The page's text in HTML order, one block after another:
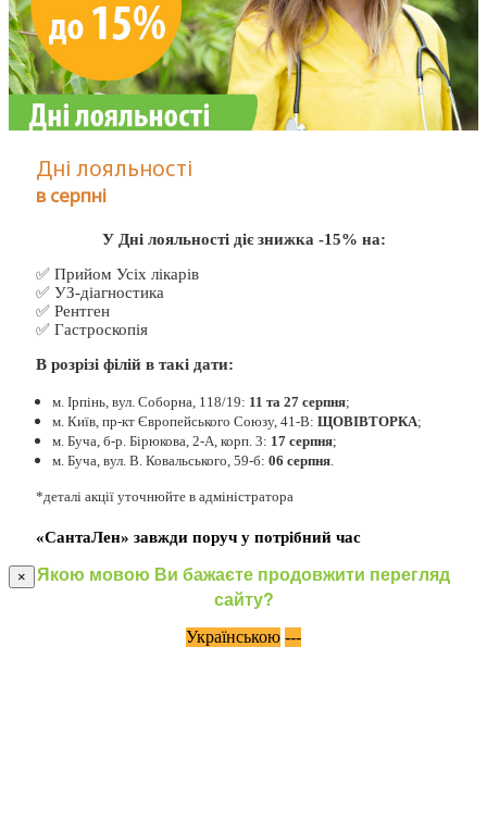
Дні лояльності
в серпні
У Дні лояльності діє знижка -15% на:
✅ Прийом Усіх лікарів
✅ УЗ-діагностика
✅ Рентген
✅ Гастроскопія
В розрізі філій в такі дати:
м. Ірпінь, вул. Соборна, 118/19: 11 та 27 серпня;
м. Київ, пр-кт Європейського Союзу, 41-В: ЩОВІВТОРКА;
м. Буча, б-р. Бірюкова, 2-А, корп. 3: 17 серпня;
м. Буча, вул. В. Ковальського, 59-б: 06 серпня.
*деталі акції уточнюйте в адміністратора
«СантаЛен» завжди поруч у потрібний час
×
Якою мовою Ви бажаєте продовжити перегляд
сайту?
Українською ---